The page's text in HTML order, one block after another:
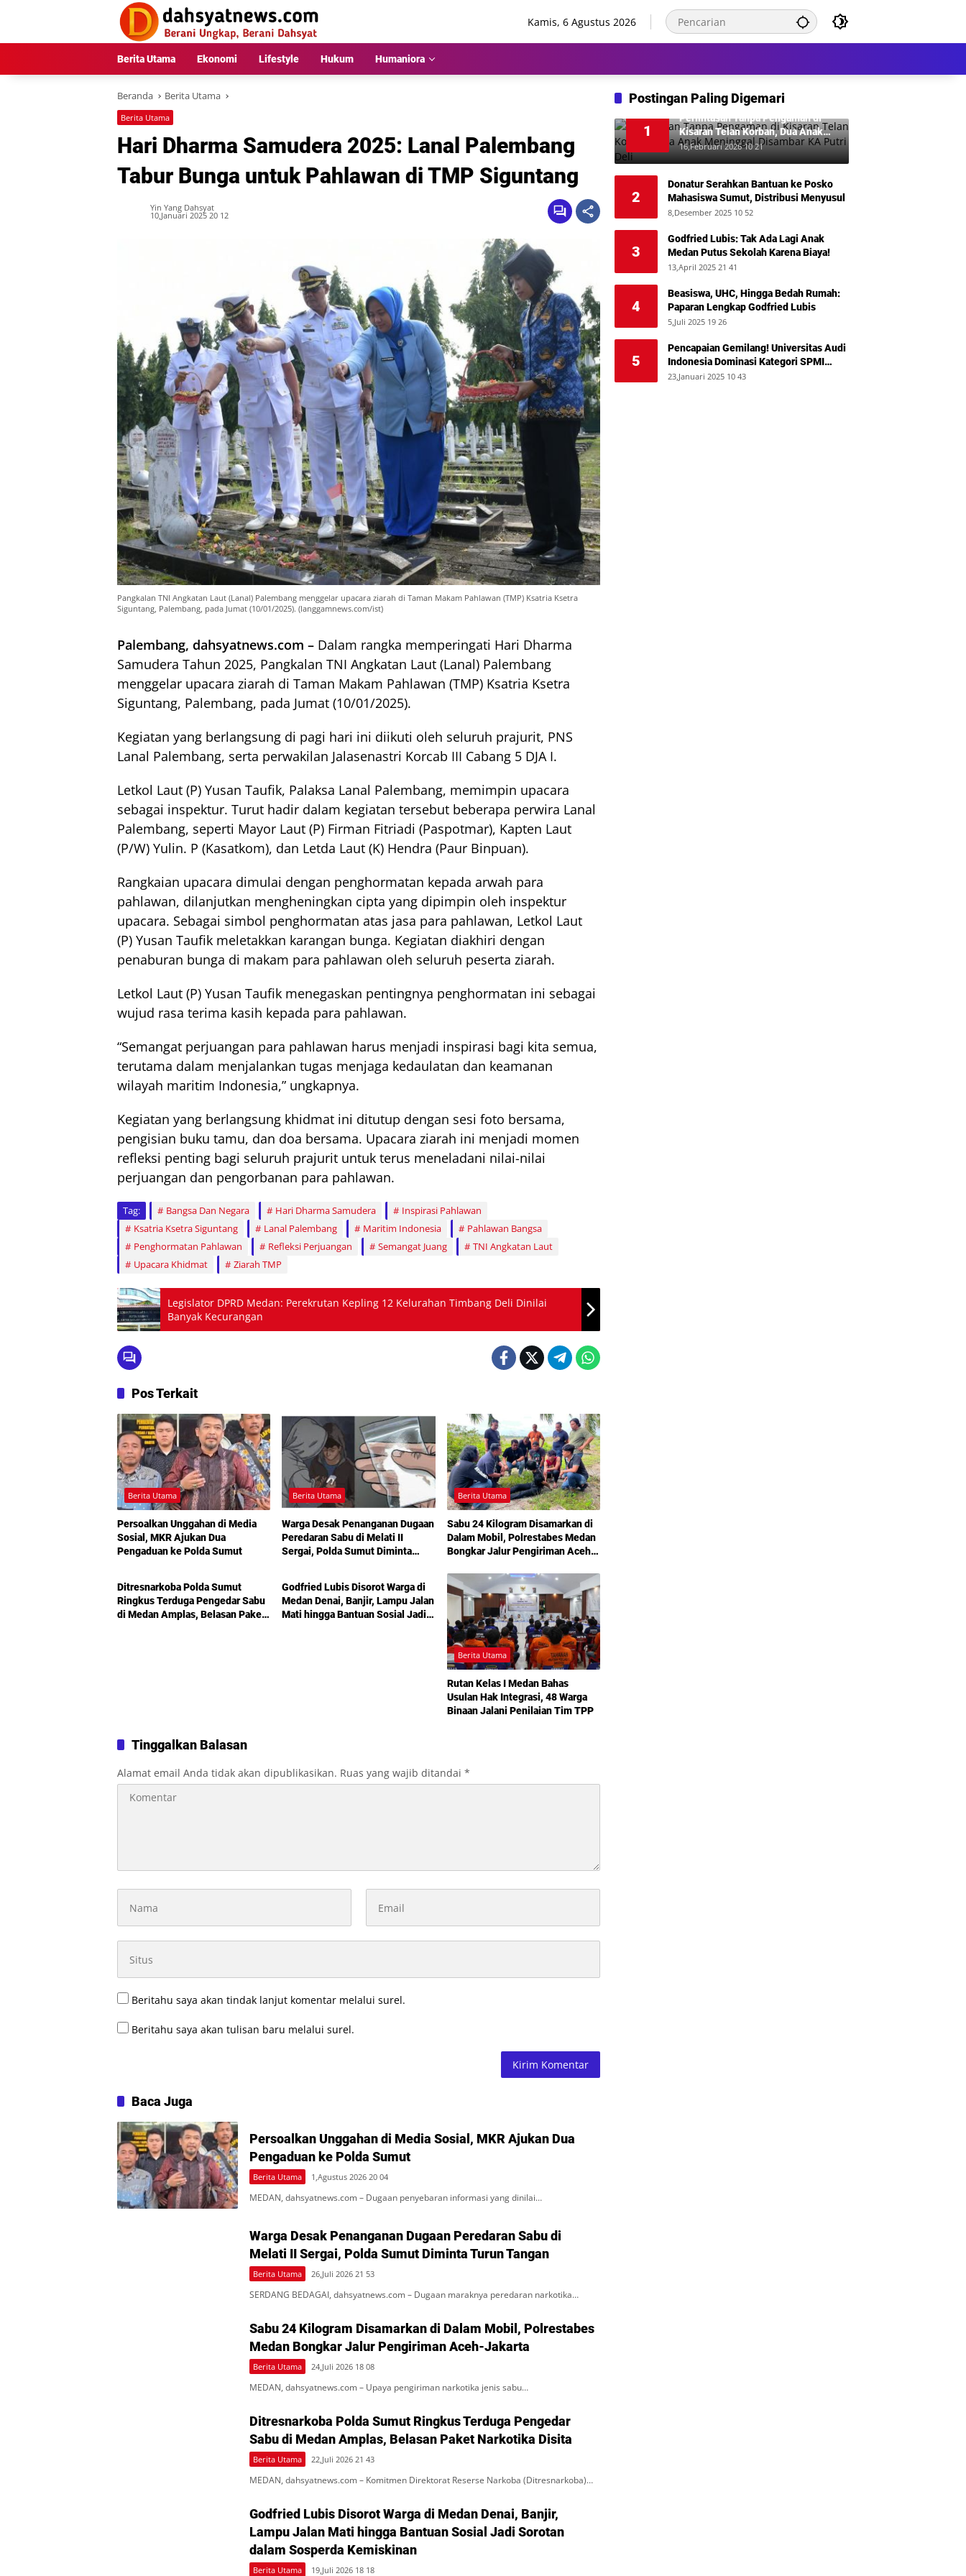
Kamis, 6 Agustus 2026
Berita Utama Ekonomi Lifestyle Hukum Humaniora
Beranda Berita Utama
Berita Utama
Hari Dharma Samudera 2025: Lanal Palembang
Tabur Bunga untuk Pahlawan di TMP Siguntang
Yin Yang Dahsyat
10,Januari 2025 20 12
Pangkalan TNI Angkatan Laut (Lanal) Palembang menggelar upacara ziarah di Taman Makam Pahlawan (TMP) Ksatria Ksetra
Siguntang, Palembang, pada Jumat (10/01/2025). (langgamnews.com/ist)
Palembang, dahsyatnews.com – Dalam rangka memperingati Hari Dharma
Samudera Tahun 2025, Pangkalan TNI Angkatan Laut (Lanal) Palembang
menggelar upacara ziarah di Taman Makam Pahlawan (TMP) Ksatria Ksetra
Siguntang, Palembang, pada Jumat (10/01/2025).
Kegiatan yang berlangsung di pagi hari ini diikuti oleh seluruh prajurit, PNS
Lanal Palembang, serta perwakilan Jalasenastri Korcab III Cabang 5 DJA I.
Letkol Laut (P) Yusan Taufik, Palaksa Lanal Palembang, memimpin upacara
sebagai inspektur. Turut hadir dalam kegiatan tersebut beberapa perwira Lanal
Palembang, seperti Mayor Laut (P) Firman Fitriadi (Paspotmar), Kapten Laut
(P/W) Yulin. P (Kasatkom), dan Letda Laut (K) Hendra (Paur Binpuan).
Rangkaian upacara dimulai dengan penghormatan kepada arwah para
pahlawan, dilanjutkan mengheningkan cipta yang dipimpin oleh inspektur
upacara. Sebagai simbol penghormatan atas jasa para pahlawan, Letkol Laut
(P) Yusan Taufik meletakkan karangan bunga. Kegiatan diakhiri dengan
penaburan bunga di makam para pahlawan oleh seluruh peserta ziarah.
Letkol Laut (P) Yusan Taufik menegaskan pentingnya penghormatan ini sebagai
wujud rasa terima kasih kepada para pahlawan.
“Semangat perjuangan para pahlawan harus menjadi inspirasi bagi kita semua,
terutama dalam menjalankan tugas menjaga kedaulatan dan keamanan
wilayah maritim Indonesia,” ungkapnya.
Kegiatan yang berlangsung khidmat ini ditutup dengan sesi foto bersama,
pengisian buku tamu, dan doa bersama. Upacara ziarah ini menjadi momen
refleksi penting bagi seluruh prajurit untuk terus meneladani nilai-nilai
perjuangan dan pengorbanan para pahlawan.
Tag: Bangsa Dan Negara Hari Dharma Samudera
Inspirasi Pahlawan
Ksatria Ksetra Siguntang
Lanal Palembang Maritim Indonesia
Pahlawan Bangsa
Penghormatan Pahlawan
Refleksi Perjuangan Semangat Juang
TNI Angkatan Laut
Upacara Khidmat
Ziarah TMP
Legislator DPRD Medan: Perekrutan Kepling 12 Kelurahan Timbang Deli Dinilai
Banyak Kecurangan
Pos Terkait
Berita Utama
Persoalkan Unggahan di Media
Sosial, MKR Ajukan Dua
Pengaduan ke Polda Sumut
Berita Utama
Warga Desak Penanganan Dugaan
Peredaran Sabu di Melati II
Sergai, Polda Sumut Diminta
Berita Utama
Sabu 24 Kilogram Disamarkan di
Dalam Mobil, Polrestabes Medan
Bongkar Jalur Pengiriman Aceh-
Berita Utama
Ditresnarkoba Polda Sumut
Ringkus Terduga Pengedar Sabu
di Medan Amplas, Belasan Paket
Berita Utama
Godfried Lubis Disorot Warga di
Medan Denai, Banjir, Lampu Jalan
Mati hingga Bantuan Sosial Jadi
Berita Utama
Rutan Kelas I Medan Bahas
Usulan Hak Integrasi, 48 Warga
Binaan Jalani Penilaian Tim TPP
Tinggalkan Balasan
Alamat email Anda tidak akan dipublikasikan. Ruas yang wajib ditandai *
Beritahu saya akan tindak lanjut komentar melalui surel.
Beritahu saya akan tulisan baru melalui surel.
Baca Juga
Persoalkan Unggahan di Media Sosial, MKR Ajukan Dua
Pengaduan ke Polda Sumut
Berita Utama 1,Agustus 2026 20 04
MEDAN, dahsyatnews.com – Dugaan penyebaran informasi yang dinilai…
Warga Desak Penanganan Dugaan Peredaran Sabu di
Melati II Sergai, Polda Sumut Diminta Turun Tangan
Berita Utama 26,Juli 2026 21 53
SERDANG BEDAGAI, dahsyatnews.com – Dugaan maraknya peredaran narkotika…
Sabu 24 Kilogram Disamarkan di Dalam Mobil, Polrestabes
Medan Bongkar Jalur Pengiriman Aceh-Jakarta
Berita Utama 24,Juli 2026 18 08
MEDAN, dahsyatnews.com – Upaya pengiriman narkotika jenis sabu…
Ditresnarkoba Polda Sumut Ringkus Terduga Pengedar
Sabu di Medan Amplas, Belasan Paket Narkotika Disita
Berita Utama 22,Juli 2026 21 43
MEDAN, dahsyatnews.com – Komitmen Direktorat Reserse Narkoba (Ditresnarkoba)…
Godfried Lubis Disorot Warga di Medan Denai, Banjir,
Lampu Jalan Mati hingga Bantuan Sosial Jadi Sorotan
dalam Sosperda Kemiskinan
Berita Utama 19,Juli 2026 18 18
Postingan Paling Digemari
1
Perlintasan Tanpa Pengaman di
Kisaran Telan Korban, Dua Anak
Meninggal Disambar KA Putri Deli
16,Februari 2026 10 21
2
Donatur Serahkan Bantuan ke Posko
Mahasiswa Sumut, Distribusi Menyusul
8,Desember 2025 10 52
3
Godfried Lubis: Tak Ada Lagi Anak
Medan Putus Sekolah Karena Biaya!
13,April 2025 21 41
4
Beasiswa, UHC, Hingga Bedah Rumah:
Paparan Lengkap Godfried Lubis
5,Juli 2025 19 26
5
Pencapaian Gemilang! Universitas Audi
Indonesia Dominasi Kategori SPMI
Terbaik 2024
23,Januari 2025 10 43